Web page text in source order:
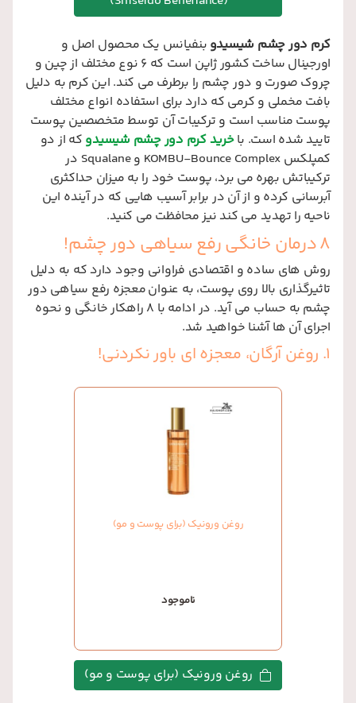
کرم دور چشم شیسیدو بنفیانس یک محصول اصل و
اورجینال ساخت کشور ژاپن است که 6 نوع مختلف از چین و
چروک صورت و دور چشم را برطرف می کند. این کرم به دلیل
بافت مخملی و کرمی که دارد برای استفاده انواع مختلف
پوست مناسب است و ترکیبات آن توسط متخصصین پوست
تایید شده است. باخرید کرم دور چشم شیسیدو که از دو
کمپلکس KOMBU-Bounce Complex و Squalane در
ترکیباتش بهره می برد، پوست خود را به میزان حداکثری
آبرسانی کرده و از آن در برابر آسیب هایی که در آینده این
ناحیه را تهدید می کند نیز محافظت می کنید.
8 درمان خانگی رفع سیاهی دور چشم!
روش های ساده و اقتصادی فراوانی وجود دارد که به دلیل
تاثیرگذاری بالا روی پوست، به عنوان معجزه رفع سیاهی دور
چشم به حساب می آید. در ادامه با 8 راهکار خانگی و نحوه
اجرای آن ها آشنا خواهید شد.
1. روغن آرگان، معجزه ای باور نکردنی!
روغن ورونیک (برای پوست و مو)
ناموجود
روغن ورونیک (برای پوست و مو)